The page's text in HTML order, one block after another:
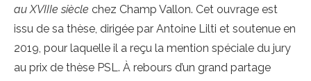
au XVIIIe siècle chez Champ Vallon. Cet ouvrage est
issu de sa thèse, dirigée par Antoine Lilti et soutenue en
2019, pour laquelle il a reçu la mention spéciale du jury
au prix de thèse PSL. À rebours d’un grand partage